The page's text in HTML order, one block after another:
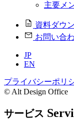
主要メ
資料ダウ
お問い合
JP
EN
プライバシーポリ
© Alt Design Office
サービス